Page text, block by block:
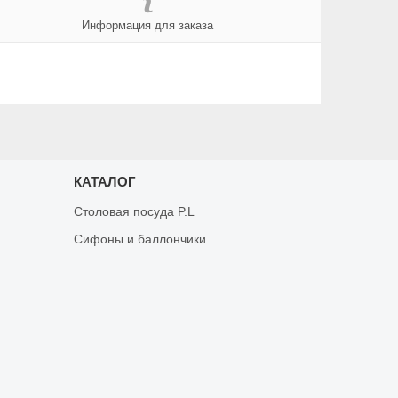
Информация для заказа
КАТАЛОГ
Столовая посуда P.L
Сифоны и баллончики